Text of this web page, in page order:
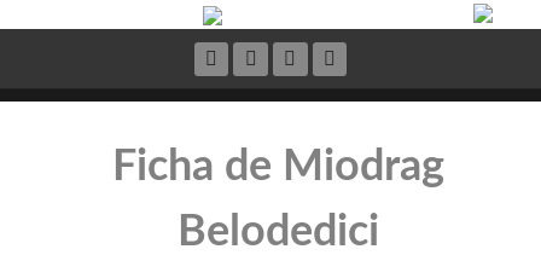
Ficha de Miodrag
Belodedici